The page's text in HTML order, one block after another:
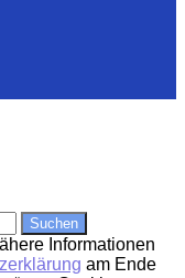
Informationen
am Ende